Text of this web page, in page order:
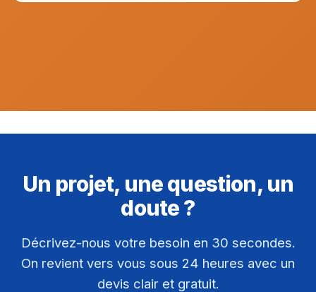
Un projet, une question, un
doute ?
Décrivez-nous votre besoin en 30 secondes.
On revient vers vous sous 24 heures avec un
devis clair et gratuit.